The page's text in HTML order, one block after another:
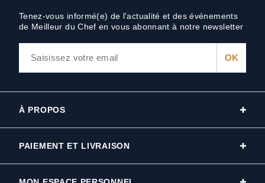
Tenez-vous informé(e) de l'actualité et des événements
de Meilleur du Chef en vous abonnant à notre newsletter
À PROPOS
PAIEMENT ET LIVRAISON